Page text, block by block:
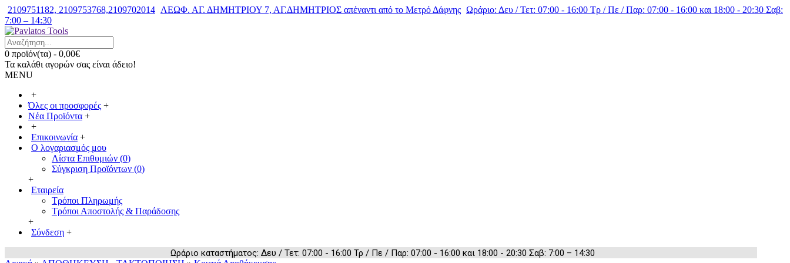
2109751182, 2109753768,2109702014 ΛΕΩΦ. ΑΓ. ΔΗΜΗΤΡΙΟΥ 7, ΑΓ.ΔΗΜΗΤΡΙΟΣ απέναντι από το Μετρό Δάφνης Ωράριο: Δευ / Τετ: 07:00 - 16:00 Τρ / Πε / Παρ: 07:00 - 16:00 και 18:00 - 20:30 Σαβ:
7:00 – 14:30
0 προϊόν(τα) - 0,00€
Τα καλάθι αγορών σας είναι άδειο!
MENU
+
Όλες οι προσφορές +
Νέα Προϊόντα +
+
Επικοινωνία +
Ο λογαριασμός μου
Λίστα Επιθυμιών (0)
Σύγκριση Προϊόντων (0)
+
Εταιρεία
Τρόποι Πληρωμής
Τρόποι Αποστολής & Παράδοσης
+
Σύνδεση +
Ωράριο καταστήματος: Δευ / Τετ: 07:00 - 16:00 Τρ / Πε / Παρ: 07:00 - 16:00 και 18:00 - 20:30 Σαβ: 7:00 – 14:30